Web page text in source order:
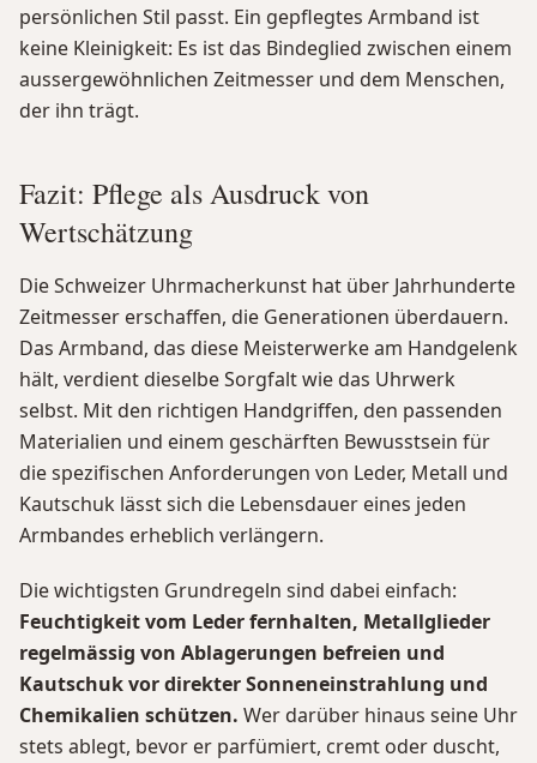
persönlichen Stil passt. Ein gepflegtes Armband ist
keine Kleinigkeit: Es ist das Bindeglied zwischen einem
aussergewöhnlichen Zeitmesser und dem Menschen,
der ihn trägt.
Fazit: Pflege als Ausdruck von
Wertschätzung
Die Schweizer Uhrmacherkunst hat über Jahrhunderte
Zeitmesser erschaffen, die Generationen überdauern.
Das Armband, das diese Meisterwerke am Handgelenk
hält, verdient dieselbe Sorgfalt wie das Uhrwerk
selbst. Mit den richtigen Handgriffen, den passenden
Materialien und einem geschärften Bewusstsein für
die spezifischen Anforderungen von Leder, Metall und
Kautschuk lässt sich die Lebensdauer eines jeden
Armbandes erheblich verlängern.
Die wichtigsten Grundregeln sind dabei einfach:
Feuchtigkeit vom Leder fernhalten, Metallglieder
regelmässig von Ablagerungen befreien und
Kautschuk vor direkter Sonneneinstrahlung und
Chemikalien schützen. Wer darüber hinaus seine Uhr
stets ablegt, bevor er parfümiert, cremt oder duscht,